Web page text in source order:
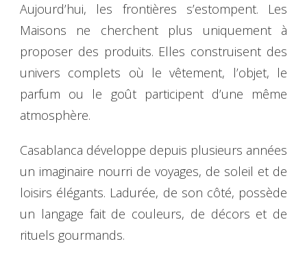
Aujourd’hui, les frontières s’estompent. Les
Maisons ne cherchent plus uniquement à
proposer des produits. Elles construisent des
univers complets où le vêtement, l’objet, le
parfum ou le goût participent d’une même
atmosphère.
Casablanca développe depuis plusieurs années
un imaginaire nourri de voyages, de soleil et de
loisirs élégants. Ladurée, de son côté, possède
un langage fait de couleurs, de décors et de
rituels gourmands.